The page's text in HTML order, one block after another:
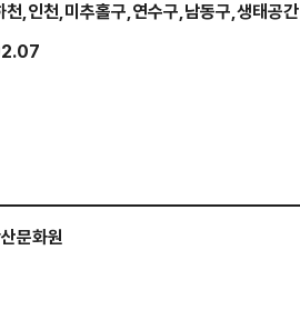
천,인천,미추홀구,연수구,남동구,생태공간
문화원